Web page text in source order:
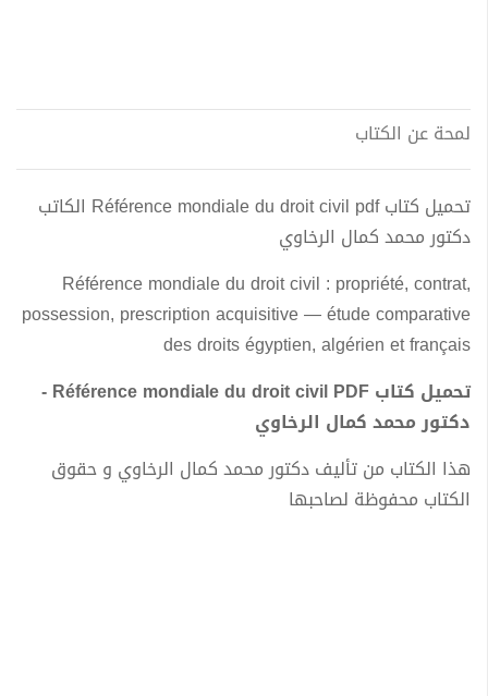
لمحة عن الكتاب
تحميل كتاب Référence mondiale du droit civil pdf الكاتب
دكتور محمد كمال الرخاوي
Référence mondiale du droit civil : propriété, contrat,
possession, prescription acquisitive — étude comparative
des droits égyptien, algérien et français
تحميل كتاب Référence mondiale du droit civil PDF -
دكتور محمد كمال الرخاوي
هذا الكتاب من تأليف دكتور محمد كمال الرخاوي و حقوق
الكتاب محفوظة لصاحبها